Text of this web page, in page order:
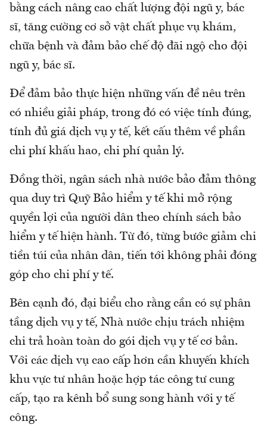
bằng cách nâng cao chất lượng đội ngũ y, bác
sĩ, tăng cường cơ sở vật chất phục vụ khám,
chữa bệnh và đảm bảo chế độ đãi ngộ cho đội
ngũ y, bác sĩ.
Để đảm bảo thực hiện những vấn đề nêu trên
có nhiều giải pháp, trong đó có việc tính đúng,
tính đủ giá dịch vụ y tế, kết cấu thêm về phần
chi phí khấu hao, chi phí quản lý.
Đồng thời, ngân sách nhà nước bảo đảm thông
qua duy trì Quỹ Bảo hiểm y tế khi mở rộng
quyền lợi của người dân theo chính sách bảo
hiểm y tế hiện hành. Từ đó, từng bước giảm chi
tiền túi của nhân dân, tiến tới không phải đóng
góp cho chi phí y tế.
Bên cạnh đó, đại biểu cho rằng cần có sự phân
tầng dịch vụ y tế, Nhà nước chịu trách nhiệm
chi trả hoàn toàn do gói dịch vụ y tế cơ bản.
Với các dịch vụ cao cấp hơn cần khuyến khích
khu vực tư nhân hoặc hợp tác công tư cung
cấp, tạo ra kênh bổ sung song hành với y tế
công.